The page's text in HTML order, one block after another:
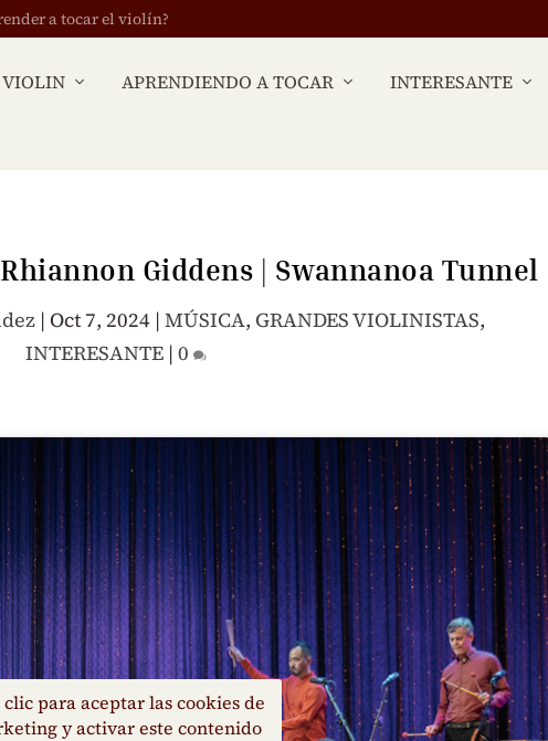
a tocar el violín?
APRENDIENDO A TOCAR INTERESANTE
Giddens | Swannanoa Tunnel
| Oct 7, 2024 |MÚSICA, GRANDES VIOLINISTAS,
INTERESANTE| 0
clic para aceptar las cookies de
y activar este contenido